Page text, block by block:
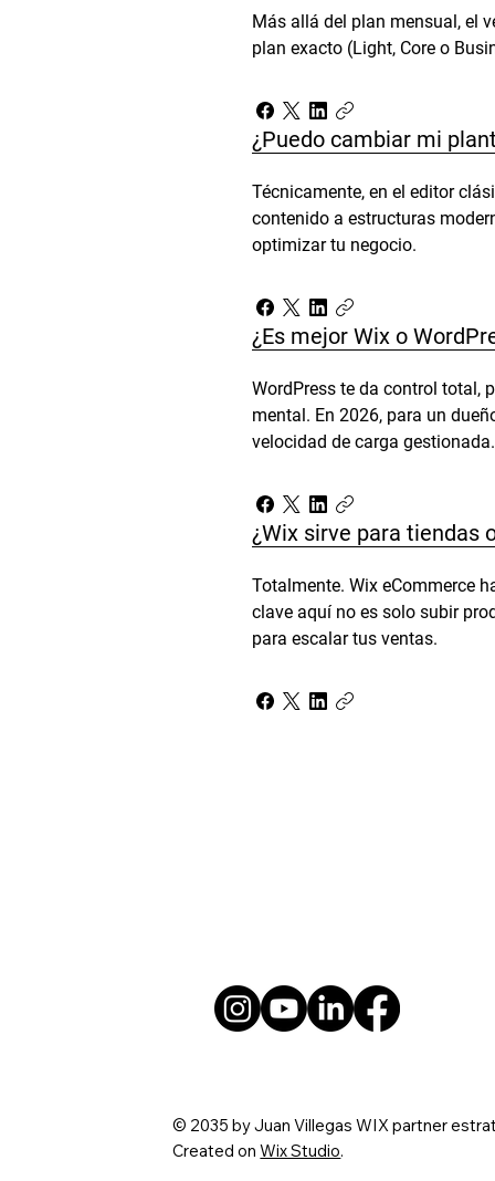
Más allá del plan mensual, el
plan exacto (Light, Core o
¿Puedo cambiar mi
Técnicamente, en el editor
contenido a estructuras
optimizar tu negocio.
¿Es mejor Wix o
WordPress te da control total,
mental. En 2026, para un
velocidad de carga gestionada.
¿Wix sirve para tiendas
Totalmente. Wix eCommerce
clave aquí no es solo subir
para escalar tus ventas.
© 2035 by Juan Villegas WIX partner
Created onWix Studio.